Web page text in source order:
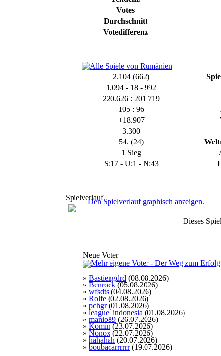
Votes
Durchschnitt
Votedifferenz
2.104 (662)
1.094 - 18 - 992
220.626 : 201.719
105 : 96
+18.907
3.300
54. (24)
1 Sieg
S:17 - U:1 - N:43
SpielverlaufDen Spielverlauf graphisch anzeigen.
Dieses
Neue Voter
» Bastiengdrd (08.08.2026)
» Benrock (05.08.2026)
» wfsdts (04.08.2026)
» Rolfe (02.08.2026)
» pchgr(01.08.2026)
» league_indonesia (01.08.2026)
» manio89 (26.07.2026)
» Komin (23.07.2026)
» Nonox (22.07.2026)
» hahahah (20.07.2026)
» boubacarrrrrr(19.07.2026)